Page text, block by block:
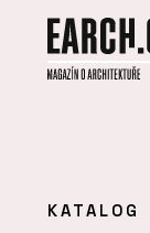
KATALOG